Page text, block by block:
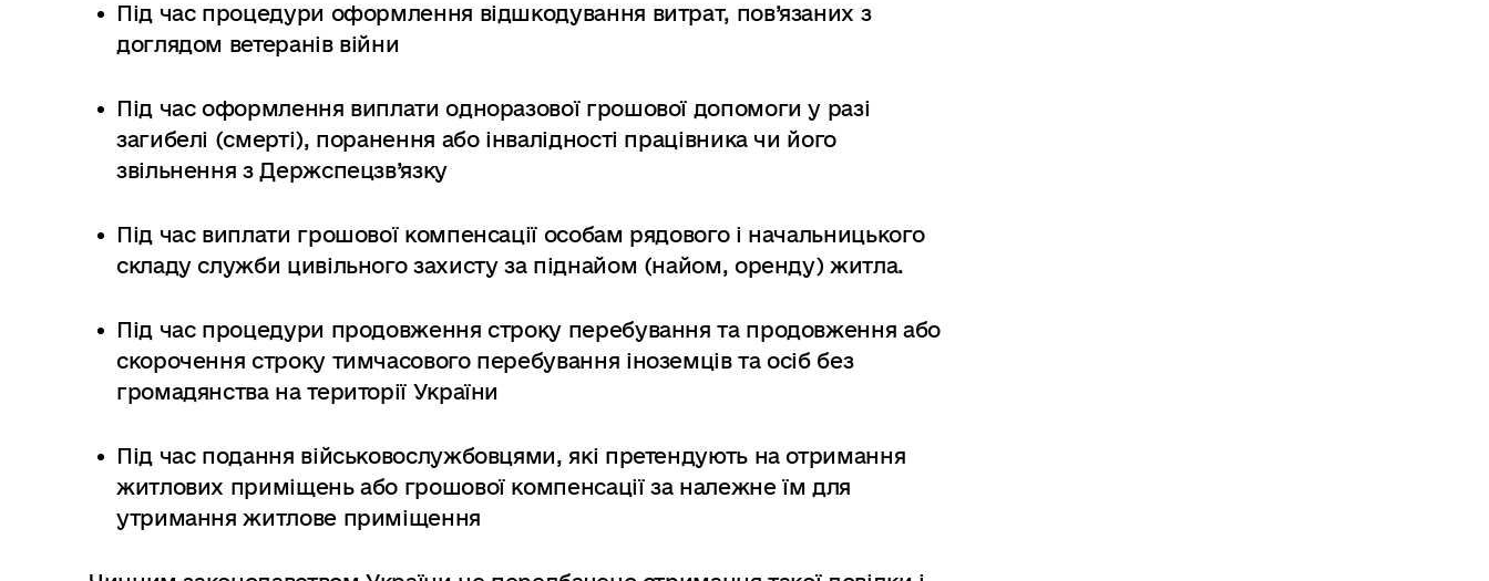
Під час процедури оформлення відшкодування витрат, пов’язаних з
доглядом ветеранів війни
Під час оформлення виплати одноразової грошової допомоги у разі
загибелі (смерті), поранення або інвалідності працівника чи його
звільнення з Держспецзв’язку
Під час виплати грошової компенсації особам рядового і начальницького
складу служби цивільного захисту за піднайом (найом, оренду) житла.
Під час процедури продовження строку перебування та продовження або
скорочення строку тимчасового перебування іноземців та осіб без
громадянства на території України
Під час подання військовослужбовцями, які претендують на отримання
житлових приміщень або грошової компенсації за належне їм для
утримання житлове приміщення